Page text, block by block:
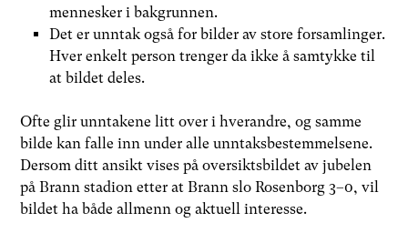
mennesker i bakgrunnen.
Det er unntak også for bilder av store forsamlinger.
Hver enkelt person trenger da ikke å samtykke til
at bildet deles.
Ofte glir unntakene litt over i hverandre, og samme
bilde kan falle inn under alle unntaksbestemmelsene.
Dersom ditt ansikt vises på oversiktsbildet av jubelen
på Brann stadion etter at Brann slo Rosenborg 3–0, vil
bildet ha både allmenn og aktuell interesse.